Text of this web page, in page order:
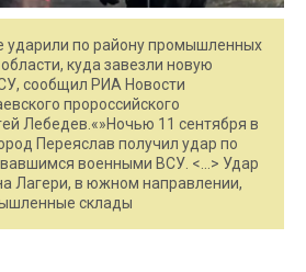
ударили по району промышленных
куда завезли новую
сообщил РИА Новости
пророссийского
Лебедев.«»Ночью 11 сентября в
Переяслав получил удар по
военными ВСУ. <…> Удар
Лагери, в южном направлении,
склады